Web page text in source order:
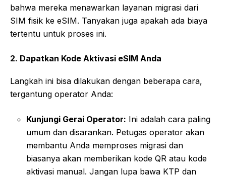
bahwa mereka menawarkan layanan migrasi dari
SIM fisik ke eSIM. Tanyakan juga apakah ada biaya
tertentu untuk proses ini.
2. Dapatkan Kode Aktivasi eSIM Anda
Langkah ini bisa dilakukan dengan beberapa cara,
tergantung operator Anda:
Kunjungi Gerai Operator: Ini adalah cara paling
umum dan disarankan. Petugas operator akan
membantu Anda memproses migrasi dan
biasanya akan memberikan kode QR atau kode
aktivasi manual. Jangan lupa bawa KTP dan